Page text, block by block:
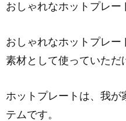
おしゃれなホットプレー
おしゃれなホットプレー
素材として使っていただ
ホットプレートは、我が
テムです。